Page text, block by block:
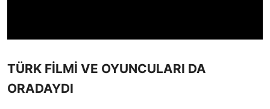
TÜRK FİLMİ VE OYUNCULARI DA
ORADAYDI